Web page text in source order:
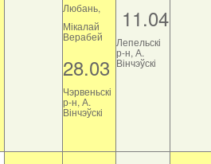
Любань,
Мікалай
Верабей
28.03
Чэрвеньскі
р-н, А.
Вінчэўскі
11.04
Лепельскі
р-н, А.
Вінчэўскі